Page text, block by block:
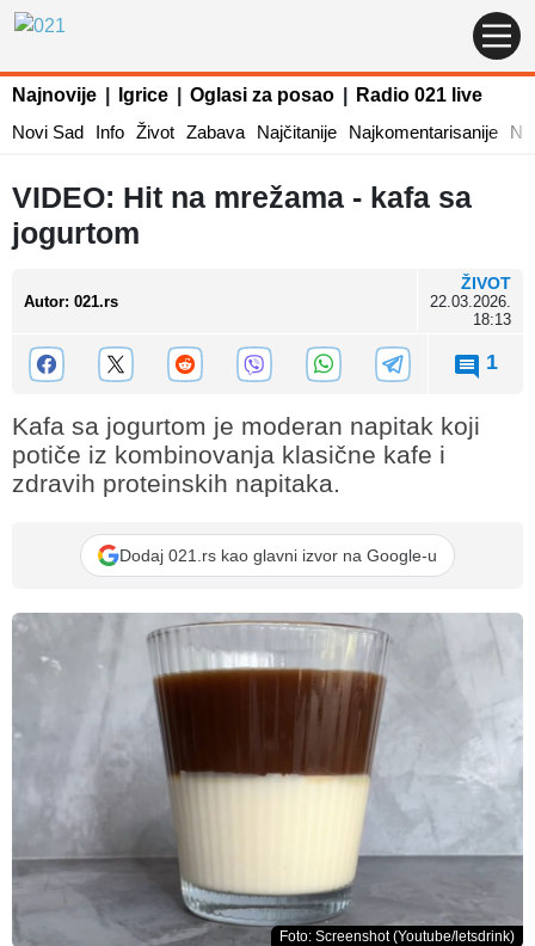
Najnovije Igrice Oglasi za posao
Radio 021 live
Novi Sad
Info Život Zabava Najčitanije Najkomentarisanije
VIDEO: Hit na mrežama - kafa sa
jogurtom
Autor: 021.rs
ŽIVOT
22.03.2026.
18:13
1
Kafa sa jogurtom je moderan napitak koji
potiče iz kombinovanja klasične kafe i
zdravih proteinskih napitaka.
Dodaj 021.rs kao glavni izvor na Google-u
Foto: Screenshot (Youtube/letsdrink)